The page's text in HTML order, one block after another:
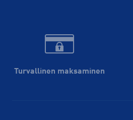
Turvallinen maksaminen